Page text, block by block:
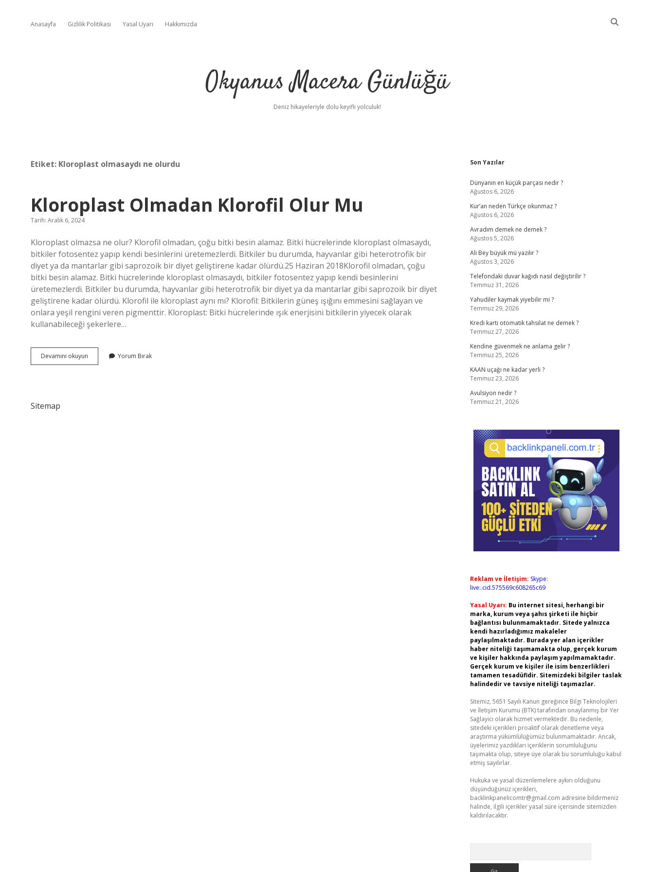
Anasayfa Gizlilik Politikası Yasal Uyarı Hakkımızda
Okyanus Macera Günlüğü
Deniz hikayeleriyle dolu keyifli yolculuk!
Etiket: Kloroplast olmasaydı ne olurdu
Kloroplast Olmadan Klorofil Olur Mu
Tarih: Aralık 6, 2024
Kloroplast olmazsa ne olur? Klorofil olmadan, çoğu bitki besin alamaz. Bitki hücrelerinde kloroplast olmasaydı,
bitkiler fotosentez yapıp kendi besinlerini üretemezlerdi. Bitkiler bu durumda, hayvanlar gibi heterotrofik bir
diyet ya da mantarlar gibi saprozoik bir diyet geliştirene kadar ölürdü.25 Haziran 2018Klorofil olmadan, çoğu
bitki besin alamaz. Bitki hücrelerinde kloroplast olmasaydı, bitkiler fotosentez yapıp kendi besinlerini
üretemezlerdi. Bitkiler bu durumda, hayvanlar gibi heterotrofik bir diyet ya da mantarlar gibi saprozoik bir diyet
geliştirene kadar ölürdü. Klorofil ile kloroplast aynı mı? Klorofil: Bitkilerin güneş ışığını emmesini sağlayan ve
onlara yeşil rengini veren pigmenttir. Kloroplast: Bitki hücrelerinde ışık enerjisini bitkilerin yiyecek olarak
kullanabileceği şekerlere…
Devamını okuyun Kloroplast
Olmadan
Yorum Bırak
Sitemap
Sidebar
Son Yazılar
Dünyanın en küçük parçası nedir ?
Ağustos 6, 2026
Kur’an neden Türkçe okunmaz ?
Ağustos 6, 2026
Avradım demek ne demek ?
Ağustos 5, 2026
Ali Bey büyük mü yazılır ?
Ağustos 3, 2026
Telefondaki duvar kağıdı nasıl değiştirilir ?
Temmuz 31, 2026
Yahudiler kaymak yiyebilir mi ?
Temmuz 29, 2026
Kredi kartı otomatik tahsilat ne demek ?
Temmuz 27, 2026
Kendine güvenmek ne anlama gelir ?
Temmuz 25, 2026
KAAN uçağı ne kadar yerli ?
Temmuz 23, 2026
Avulsiyon nedir ?
Temmuz 21, 2026
Reklam ve İletişim: Skype:
live:.cid.575569c608265c69
Yasal Uyarı: Bu internet sitesi, herhangi bir
marka, kurum veya şahıs şirketi ile hiçbir
bağlantısı bulunmamaktadır. Sitede yalnızca
kendi hazırladığımız makaleler
paylaşılmaktadır. Burada yer alan içerikler
haber niteliği taşımamakta olup, gerçek kurum
ve kişiler hakkında paylaşım yapılmamaktadır.
Gerçek kurum ve kişiler ile isim benzerlikleri
tamamen tesadüfidir. Sitemizdeki bilgiler taslak
halindedir ve tavsiye niteliği taşımazlar.
Sitemiz, 5651 Sayılı Kanun gereğince Bilgi Teknolojileri
ve İletişim Kurumu (BTK) tarafından onaylanmış bir Yer
Sağlayıcı olarak hizmet vermektedir. Bu nedenle,
sitedeki içerikleri proaktif olarak denetleme veya
araştırma yükümlülüğümüz bulunmamaktadır. Ancak,
üyelerimiz yazdıkları içeriklerin sorumluluğunu
taşımakta olup, siteye üye olarak bu sorumluluğu kabul
etmiş sayılırlar.
Hukuka ve yasal düzenlemelere aykırı olduğunu
düşündüğünüz içerikleri,
backlinkpanelicomtr@gmail.com adresine bildirmeniz
halinde, ilgili içerikler yasal süre içerisinde sitemizden
kaldırılacaktır.